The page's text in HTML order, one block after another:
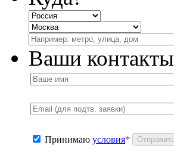
Ваши контакты
Принимаю условия*